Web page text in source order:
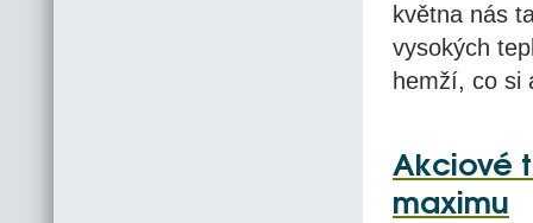
května nás
vysokých
hemží, co si
Akciové
maximu